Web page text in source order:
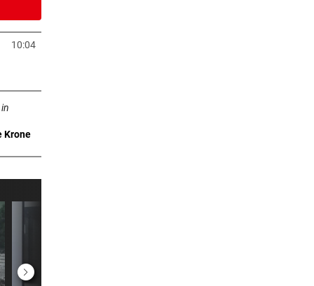
Stunde
in
Stunde
Stunde
Stunde
Stunde
10:04
Tab öffnen
neuem Tab öffnen
Krone